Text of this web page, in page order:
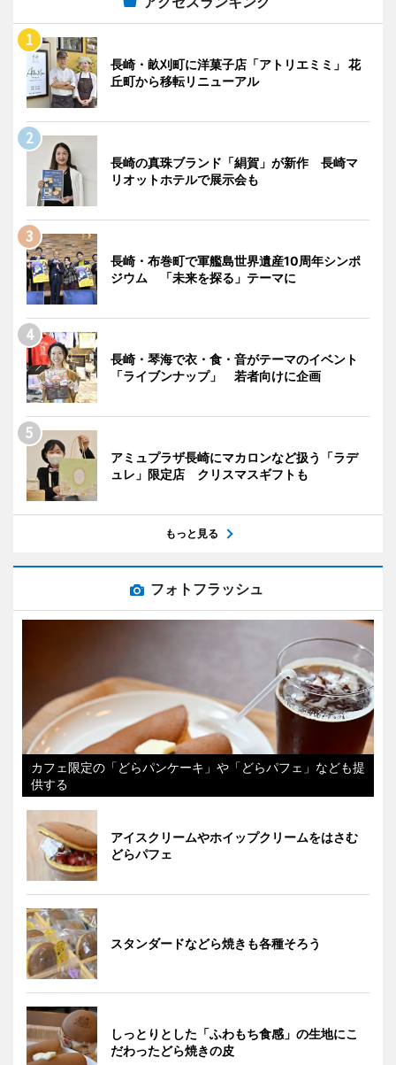
長崎・畝刈町に洋菓子店「アトリエミミ」 花
丘町から移転リニューアル
長崎の真珠ブランド「絹賀」が新作 長崎マ
リオットホテルで展示会も
長崎・布巻町で軍艦島世界遺産10周年シンポ
ジウム 「未来を探る」テーマに
長崎・琴海で衣・食・音がテーマのイベント
「ライブンナップ」 若者向けに企画
アミュプラザ長崎にマカロンなど扱う「ラデ
ュレ」限定店 クリスマスギフトも
もっと見る
フォトフラッシュ
カフェ限定の「どらパンケーキ」や「どらパフェ」なども提
供する
アイスクリームやホイップクリームをはさむ
どらパフェ
スタンダードなどら焼きも各種そろう
しっとりとした「ふわもち食感」の生地にこ
だわったどら焼きの皮